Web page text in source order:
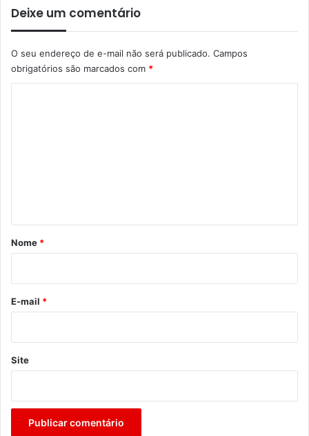
Deixe um comentário
O seu endereço de e-mail não será publicado. Campos
obrigatórios são marcados com *
r
*
Nome *
E-mail *
Site